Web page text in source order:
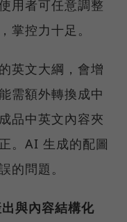
用者可任意調整
掌控力十足。
英文大綱，會增
需額外轉換成中
品中英文內容夾
。AI 生成的配圖
的問題。
與內容結構化